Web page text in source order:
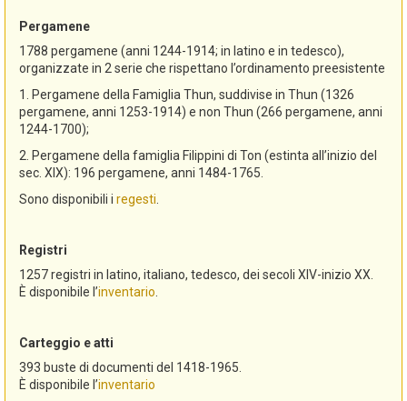
Pergamene
1788 pergamene (anni 1244-1914; in latino e in tedesco),
organizzate in 2 serie che rispettano l’ordinamento preesistente
1. Pergamene della Famiglia Thun, suddivise in Thun (1326
pergamene, anni 1253-1914) e non Thun (266 pergamene, anni
1244-1700);
2. Pergamene della famiglia Filippini di Ton (estinta all’inizio del
sec. XIX): 196 pergamene, anni 1484-1765.
Sono disponibili i regesti
Registri
1257 registri in latino, italiano, tedesco, dei secoli XIV-inizio XX.
È disponibile l’inventario
Carteggio e atti
393 buste di documenti del 1418-1965.
È disponibile l’inventario